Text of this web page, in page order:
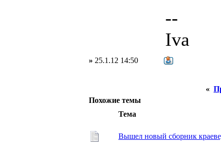
--
Iva
» 25.1.12 14:50
«
Похожие темы
Тема
Вышел новый сборник